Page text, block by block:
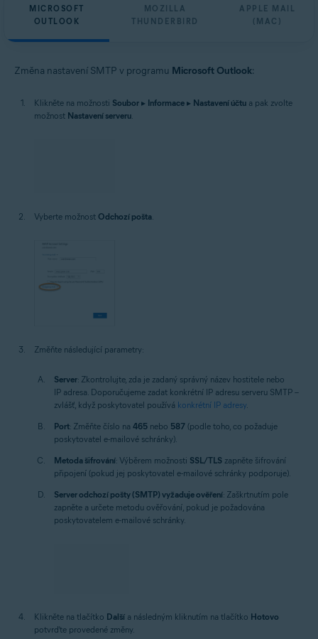
MICROSOFT
OUTLOOK
MOZILLA
THUNDERBIRD
APPLE MAIL
(MAC)
Změna nastavení SMTP v programu Microsoft Outlook:
Klikněte na možnosti Soubor ▸ Informace ▸ Nastavení účtu a pak zvolte
možnost Nastavení serveru.
Vyberte možnost Odchozí pošta.
Změňte následující parametry:
Server: Zkontrolujte, zda je zadaný správný název hostitele nebo
IP adresa. Doporučujeme zadat konkrétní IP adresu serveru SMTP –
zvlášť, když poskytovatel používá konkrétní IP adresy
Port: Změňte číslo na 465 nebo 587 (podle toho, co požaduje
poskytovatel e-mailové schránky).
Metoda šifrování: Výběrem možnosti SSL/TLS zapněte šifrování
připojení (pokud jej poskytovatel e-mailové schránky podporuje).
Server odchozí pošty (SMTP) vyžaduje ověření: Zaškrtnutím pole
zapněte a určete metodu ověřování, pokud je požadována
poskytovatelem e-mailové schránky.
Klikněte na tlačítko Další a následným kliknutím na tlačítko Hotovo
potvrďte provedené změny.